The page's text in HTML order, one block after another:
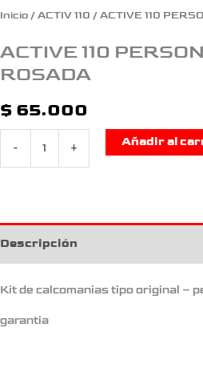
Inicio / ACTIV 110 / ACTIVE 110
ACTIVE 110
ROSADA
$ 65.000
- +
Añadir al
Descripción
Kit de calcomanias tipo original –
garantia